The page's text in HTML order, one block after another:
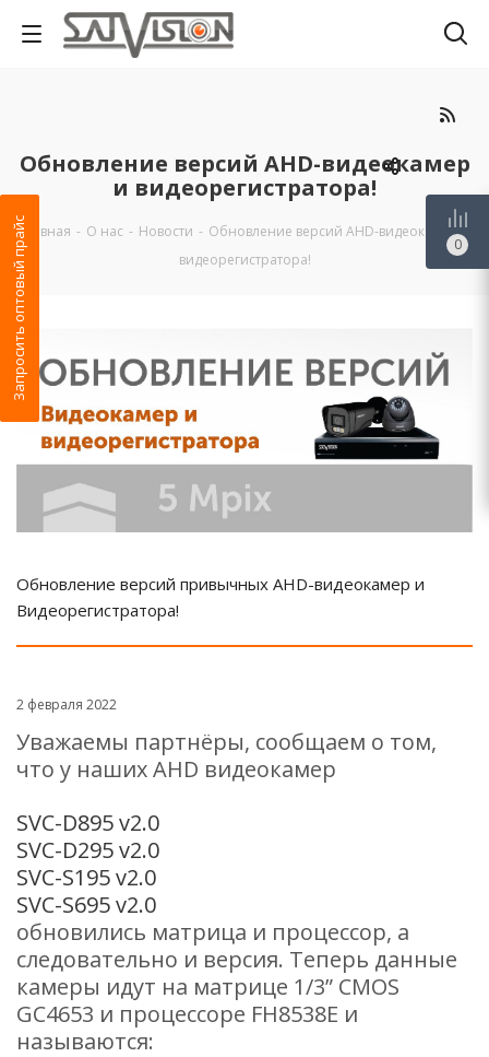
Обновление версий AHD-видеокамер
и видеорегистратора!
Главная - О нас - Новости - Обновление версий AHD-видеокамер и
видеорегистратора!
Обновление версий привычных AHD-видеокамер и
Видеорегистратора!
2 февраля 2022
Уважаемы партнёры, сообщаем о том,
что у наших AHD видеокамер
SVC-D895 v2.0
SVC-D295 v2.0
SVC-S195 v2.0
SVC-S695 v2.0
обновились матрица и процессор, а
следовательно и версия. Теперь данные
камеры идут на матрице 1/3” CMOS
GC4653 и процессоре FH8538E и
называются:
Запросить оптовый прайс 0